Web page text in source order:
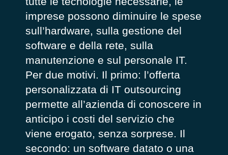
imprese possono diminuire le spese
sull’hardware, sulla gestione del
software e della rete, sulla
manutenzione e sul personale IT.
Per due motivi. Il primo: l’offerta
personalizzata di IT outsourcing
permette all’azienda di conoscere in
anticipo i costi del servizio che
viene erogato, senza sorprese. Il
secondo: un software datato o una